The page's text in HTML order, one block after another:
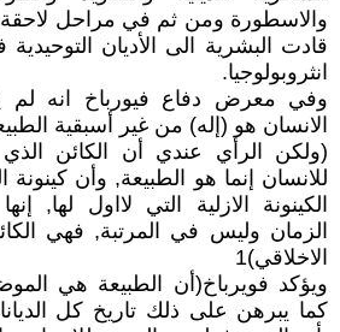
والاسطورة ومن ثم في مراحل لاحقة
قادت البشرية الى الأديان
انثروبولوجيا.
وفي معرض دفاع فيورباخ انه لم
الانسان هو (إله) من غير أسبقية
(ولكن الرأي عندي أن الكائن
للانسان إنما هو الطبيعة, وأن كينونة
الكينونة الازلية التي لااول لها,
الزمان وليس في المرتبة, فهي
الاخلاقي)1
ويؤكد فويرباخ(أن الطبيعة هي
كما يبرهن على ذلك تاريخ كل